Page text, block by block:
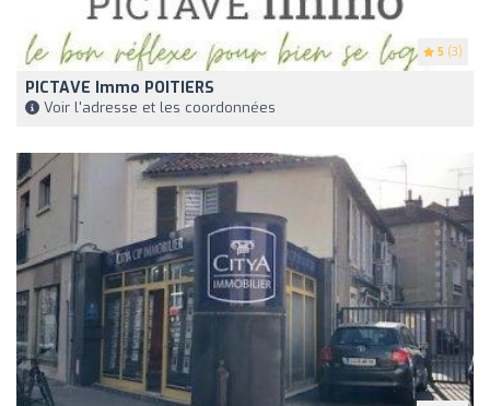
5 (3)
PICTAVE Immo POITIERS
Voir l'adresse et les coordonnées